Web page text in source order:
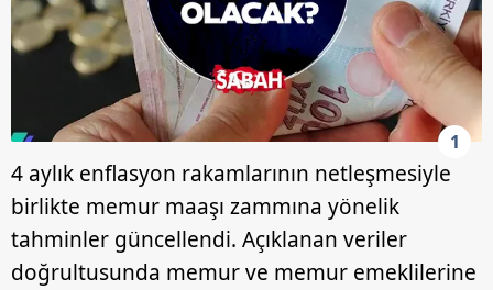
1
4 aylık enflasyon rakamlarının netleşmesiyle
birlikte memur maaşı zammına yönelik
tahminler güncellendi. Açıklanan veriler
doğrultusunda memur ve memur emeklilerine